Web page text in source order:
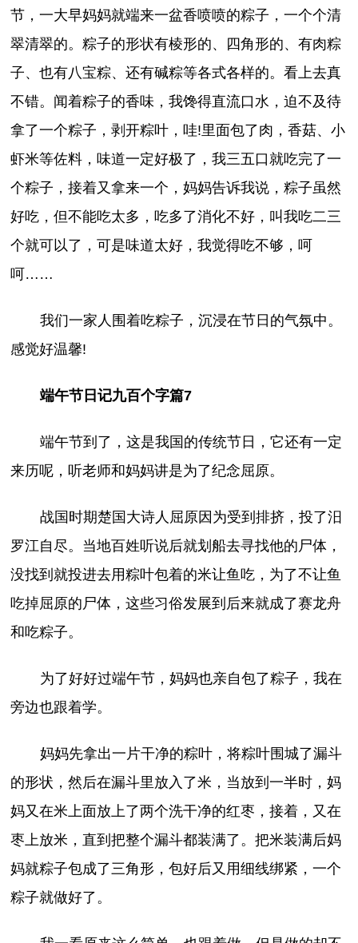
节，一大早妈妈就端来一盆香喷喷的粽子，一个个清
翠清翠的。粽子的形状有棱形的、四角形的、有肉粽
子、也有八宝粽、还有碱粽等各式各样的。看上去真
不错。闻着粽子的香味，我馋得直流口水，迫不及待
拿了一个粽子，剥开粽叶，哇!里面包了肉，香菇、小
虾米等佐料，味道一定好极了，我三五口就吃完了一
个粽子，接着又拿来一个，妈妈告诉我说，粽子虽然
好吃，但不能吃太多，吃多了消化不好，叫我吃二三
个就可以了，可是味道太好，我觉得吃不够，呵
呵……
我们一家人围着吃粽子，沉浸在节日的气氛中。
感觉好温馨!
端午节日记九百个字篇7
端午节到了，这是我国的传统节日，它还有一定
来历呢，听老师和妈妈讲是为了纪念屈原。
战国时期楚国大诗人屈原因为受到排挤，投了汨
罗江自尽。当地百姓听说后就划船去寻找他的尸体，
没找到就投进去用粽叶包着的米让鱼吃，为了不让鱼
吃掉屈原的尸体，这些习俗发展到后来就成了赛龙舟
和吃粽子。
为了好好过端午节，妈妈也亲自包了粽子，我在
旁边也跟着学。
妈妈先拿出一片干净的粽叶，将粽叶围城了漏斗
的形状，然后在漏斗里放入了米，当放到一半时，妈
妈又在米上面放上了两个洗干净的红枣，接着，又在
枣上放米，直到把整个漏斗都装满了。把米装满后妈
妈就粽子包成了三角形，包好后又用细线绑紧，一个
粽子就做好了。